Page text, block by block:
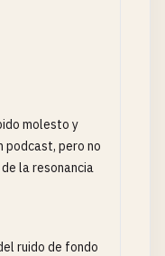
molesto y
podcast, pero no
la resonancia
ruido de fondo